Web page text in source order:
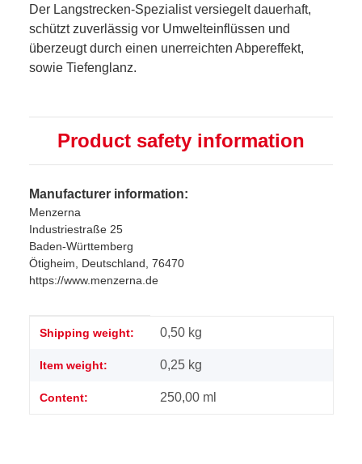
Der Langstrecken-Spezialist versiegelt dauerhaft,
schützt zuverlässig vor Umwelteinflüssen und
überzeugt durch einen unerreichten Abpereffekt,
sowie Tiefenglanz.
Product safety information
Manufacturer information:
Menzerna
Industriestraße 25
Baden-Württemberg
Ötigheim, Deutschland, 76470
https://www.menzerna.de
Item information
Value
Shipping weight: 0,50 kg
Item weight: 0,25 kg
Content: 250,00 ml